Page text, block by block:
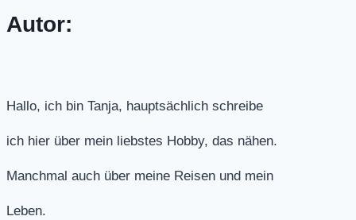
Autor:
Hallo, ich bin Tanja, hauptsächlich schreibe
ich hier über mein liebstes Hobby, das nähen.
Manchmal auch über meine Reisen und mein
Leben.